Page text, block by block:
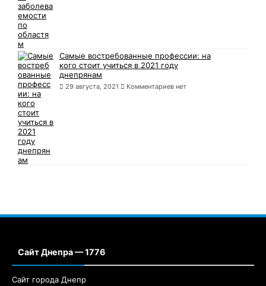
Самые востребованные профессии: на
кого стоит учиться в 2021 году
днепрянам
29 августа, 2021 Комментариев нет
Сайт Днепра — 1776
Сайт города Днепр